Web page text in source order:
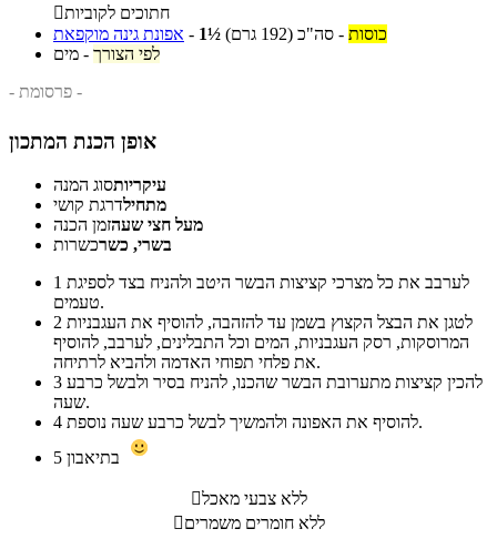
חתוכים לקוביות
אפונת גינה מוקפאת - 1½ כוסות - סה"כ (192 גרם)
מים - לפי הצורך
- פרסומת -
אופן הכנת המתכון
עיקריותסוג המנה
מתחילדרגת קושי
מעל חצי שעהזמן הכנה
בשרי, כשרכשרות
1
טעמים.
2
המרוסקות, רסק העגבניות, המים וכל התבלינים, לערבב, להוסיף
את פלחי תפוחי האדמה ולהביא לרתיחה.
3
שעה.
4
להוסיף את האפונה ולהמשיך לבשל כרבע שעה נוספת.
5
ללא צבעי מאכל
ללא חומרים משמרים